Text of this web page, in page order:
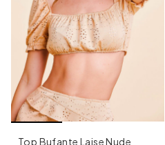
Top Bufante Laise Nude